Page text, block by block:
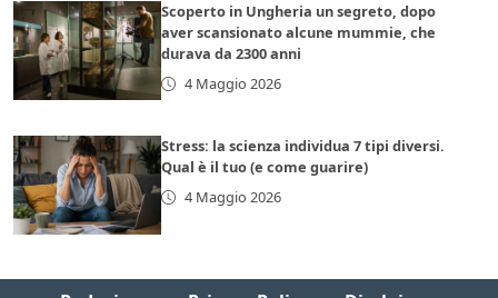
Scoperto in Ungheria un segreto, dopo
aver scansionato alcune mummie, che
durava da 2300 anni
4 Maggio 2026
Stress: la scienza individua 7 tipi diversi.
Qual è il tuo (e come guarire)
4 Maggio 2026